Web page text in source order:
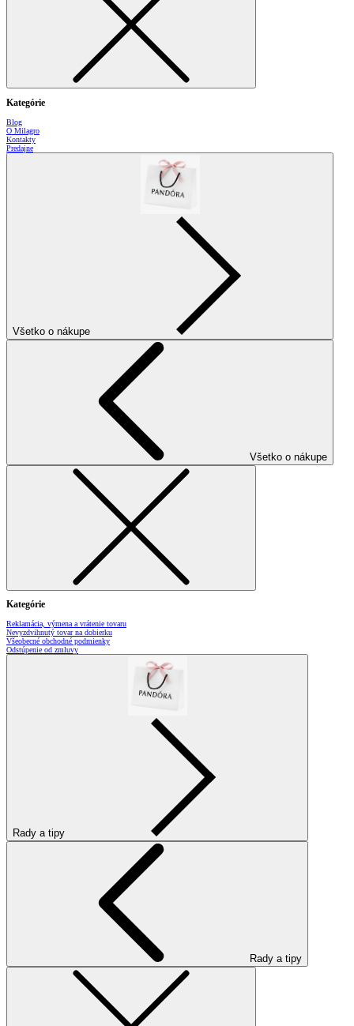
Kategórie
Blog
O Milagro
Kontakty
Predajne
Všetko o nákupe
Všetko o nákupe
Kategórie
Reklamácia, výmena a vrátenie tovaru
Nevyzdvihnutý tovar na dobierku
Všeobecné obchodné podmienky
Odstúpenie od zmluvy
Rady a tipy
Rady a tipy